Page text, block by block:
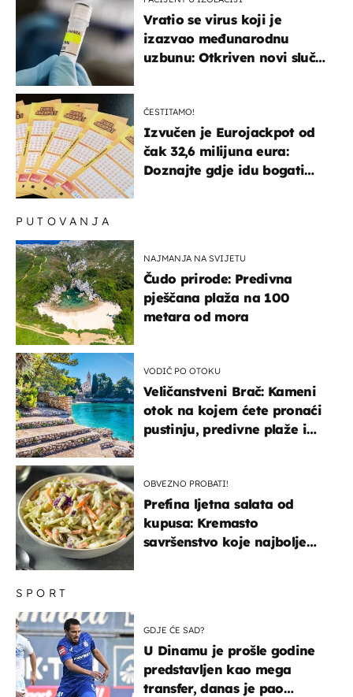
Vratio se virus koji je
izazvao međunarodnu
uzbunu: Otkriven novi slučaj
ČESTITAMO!
Izvučen je Eurojackpot od
čak 32,6 milijuna eura:
Doznajte gdje idu bogati
SPORT
GDJE ĆE SAD?
U Dinamu je prošle godine
predstavljen kao mega
transfer, danas je pao
PUTOVANJA
NAJMANJA NA SVIJETU
Čudo prirode: Predivna
pješčana plaža na 100
metara od mora
VODIČ PO OTOKU
Veličanstveni Brač: Kameni
otok na kojem ćete pronaći
pustinju, predivne plaže i
OBVEZNO PROBATI!
Prefina ljetna salata od
kupusa: Kremasto
savršenstvo koje najbolje